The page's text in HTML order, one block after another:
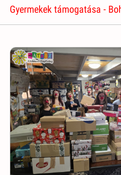
Gyermekek támogatása -